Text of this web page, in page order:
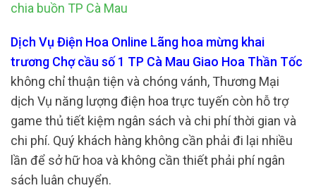
chia buồn TP Cà Mau
Dịch Vụ Điện Hoa Online Lãng hoa mừng khai
trương Chợ cầu số 1 TP Cà Mau Giao Hoa Thần Tốc
không chỉ thuận tiện và chóng vánh, Thương Mại
dịch Vụ năng lượng điện hoa trực tuyến còn hỗ trợ
game thủ tiết kiệm ngân sách và chi phí thời gian và
chi phí. Quý khách hàng không cần phải đi lại nhiều
lần để sở hữ hoa và không cần thiết phải phí ngân
sách luân chuyển.